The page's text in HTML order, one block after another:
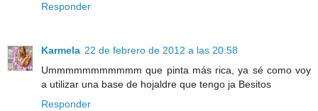
Responder
Karmela 22 de febrero de 2012 a las 20:58
Ummmmmmmmmmm que pinta más rica, ya sé como voy
a utilizar una base de hojaldre que tengo ja Besitos
Responder